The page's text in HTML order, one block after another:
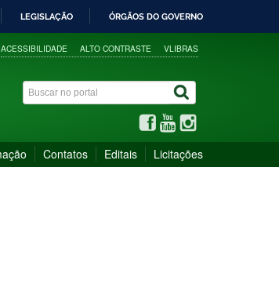
LEGISLAÇÃO ÓRGÃOS DO GOVERNO
ACESSIBILIDADE ALTO CONTRASTE VLIBRAS
Contatos Editais Licitações